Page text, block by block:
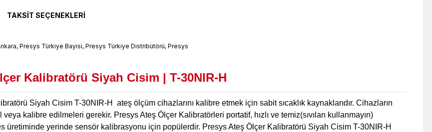
TAKSIT SEÇENEKLERI
Kalibratörü Siyah Cisim | T-30NIR-H
Siyah Cisim T-30NIR-H ateş ölçüm cihazlarını kalibre etmek için sabit sıcaklık kaynaklarıdır. Cihazların
kalibre edilmeleri gerekir. Presys Ateş Ölçer Kalibratörleri portatif, hızlı ve temiz(sıvıları kullanmayın)
üretiminde yerinde sensör kalibrasyonu için popülerdir. Presys Ateş Ölçer Kalibratörü Siyah Cisim T-30NIR-H